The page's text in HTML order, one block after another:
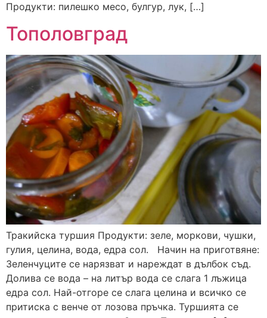
Продукти: пилешко месо, булгур, лук, […]
Тополовград
Тракийска туршия Продукти: зеле, моркови, чушки,
гулия, целина, вода, едра сол. Начин на приготвяне:
Зеленчуците се нарязват и нареждат в дълбок съд.
Долива се вода – на литър вода се слага 1 лъжица
едра сол. Най-отгоре се слага целина и всичко се
притиска с венче от лозова пръчка. Туршията се